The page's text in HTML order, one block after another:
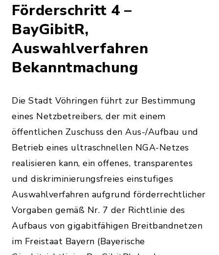
Förderschritt 4 –
BayGibitR,
Auswahlverfahren
Bekanntmachung
Die Stadt Vöhringen führt zur Bestimmung
eines Netzbetreibers, der mit einem
öffentlichen Zuschuss den Aus-/Aufbau und
Betrieb eines ultraschnellen NGA-Netzes
realisieren kann, ein offenes, transparentes
und diskriminierungsfreies einstufiges
Auswahlverfahren aufgrund förderrechtlicher
Vorgaben gemäß Nr. 7 der Richtlinie des
Aufbaus von gigabitfähigen Breitbandnetzen
im Freistaat Bayern (Bayerische